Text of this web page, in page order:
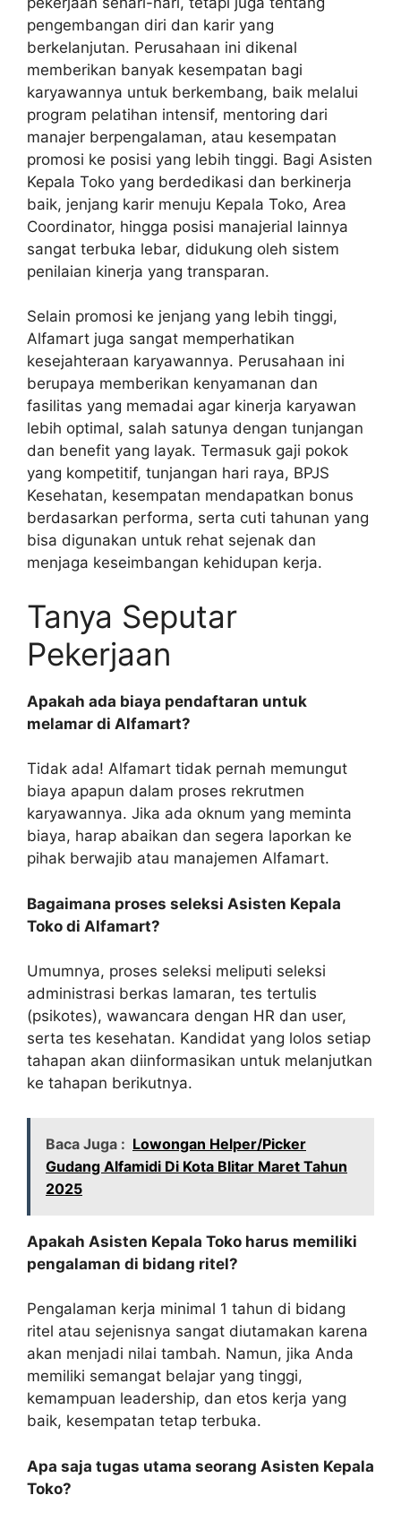
pengembangan diri dan karir yang
berkelanjutan. Perusahaan ini dikenal
memberikan banyak kesempatan bagi
karyawannya untuk berkembang, baik melalui
program pelatihan intensif, mentoring dari
manajer berpengalaman, atau kesempatan
promosi ke posisi yang lebih tinggi. Bagi Asisten
Kepala Toko yang berdedikasi dan berkinerja
baik, jenjang karir menuju Kepala Toko, Area
Coordinator, hingga posisi manajerial lainnya
sangat terbuka lebar, didukung oleh sistem
penilaian kinerja yang transparan.
Selain promosi ke jenjang yang lebih tinggi,
Alfamart juga sangat memperhatikan
kesejahteraan karyawannya. Perusahaan ini
berupaya memberikan kenyamanan dan
fasilitas yang memadai agar kinerja karyawan
lebih optimal, salah satunya dengan tunjangan
dan benefit yang layak. Termasuk gaji pokok
yang kompetitif, tunjangan hari raya, BPJS
Kesehatan, kesempatan mendapatkan bonus
berdasarkan performa, serta cuti tahunan yang
bisa digunakan untuk rehat sejenak dan
menjaga keseimbangan kehidupan kerja.
Tanya Seputar
Pekerjaan
Apakah ada biaya pendaftaran untuk
melamar di Alfamart?
Tidak ada! Alfamart tidak pernah memungut
biaya apapun dalam proses rekrutmen
karyawannya. Jika ada oknum yang meminta
biaya, harap abaikan dan segera laporkan ke
pihak berwajib atau manajemen Alfamart.
Bagaimana proses seleksi Asisten Kepala
Toko di Alfamart?
Umumnya, proses seleksi meliputi seleksi
administrasi berkas lamaran, tes tertulis
(psikotes), wawancara dengan HR dan user,
serta tes kesehatan. Kandidat yang lolos setiap
tahapan akan diinformasikan untuk melanjutkan
ke tahapan berikutnya.
Baca Juga : Lowongan Helper/Picker
Gudang Alfamidi Di Kota Blitar Maret Tahun
2025
Apakah Asisten Kepala Toko harus memiliki
pengalaman di bidang ritel?
Pengalaman kerja minimal 1 tahun di bidang
ritel atau sejenisnya sangat diutamakan karena
akan menjadi nilai tambah. Namun, jika Anda
memiliki semangat belajar yang tinggi,
kemampuan leadership, dan etos kerja yang
baik, kesempatan tetap terbuka.
Apa saja tugas utama seorang Asisten Kepala
Toko?